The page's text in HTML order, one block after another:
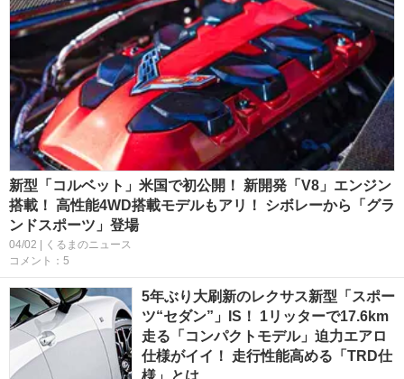
新型「コルベット」米国で初公開！ 新開発「V8」エンジン
搭載！ 高性能4WD搭載モデルもアリ！ シボレーから「グラ
ンドスポーツ」登場
04/02 | くるまのニュース
コメント：5
5年ぶり大刷新のレクサス新型「スポー
ツ“セダン”」IS！ 1リッターで17.6km
走る「コンパクトモデル」迫力エアロ
仕様がイイ！ 走行性能高める「TRD仕
様」とは